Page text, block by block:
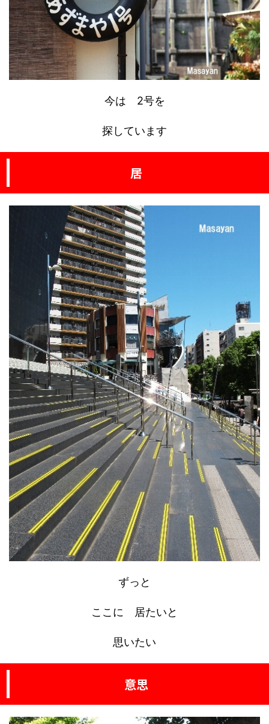
今は 2号を
探しています
居
ずっと
ここに 居たいと
思いたい
意思